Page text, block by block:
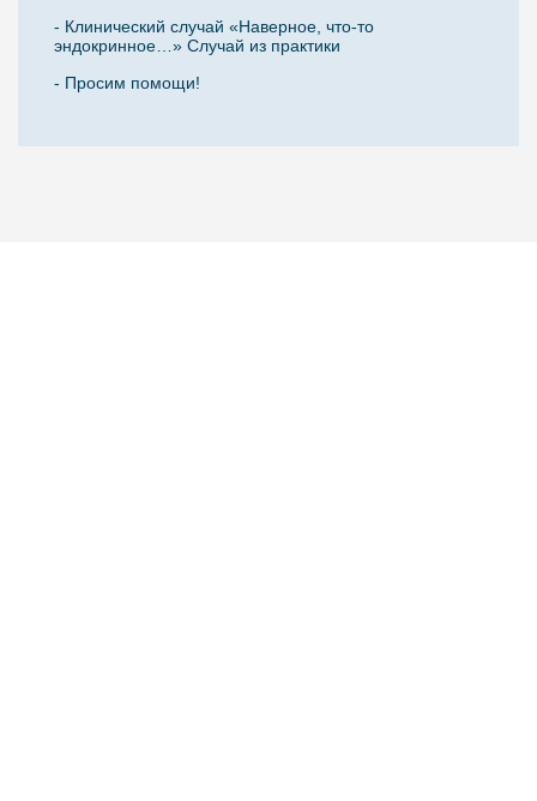
- Клинический случай «Наверное, что-то
эндокринное…» Случай из практики
- Просим помощи!